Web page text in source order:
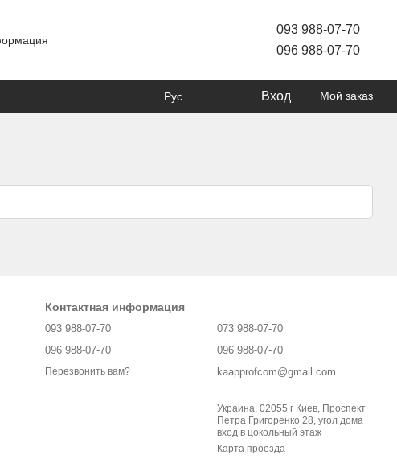
093 988-07-70
096 988-07-70
Рус Вход Мой заказ
Контактная информация
093 988-07-70
096 988-07-70
Перезвонить вам?
073 988-07-70
096 988-07-70
kaapprofcom@gmail.com
Украина, 02055 г Киев, Проспект
Петра Григоренко 28, угол дома
вход в цокольный этаж
Карта проезда